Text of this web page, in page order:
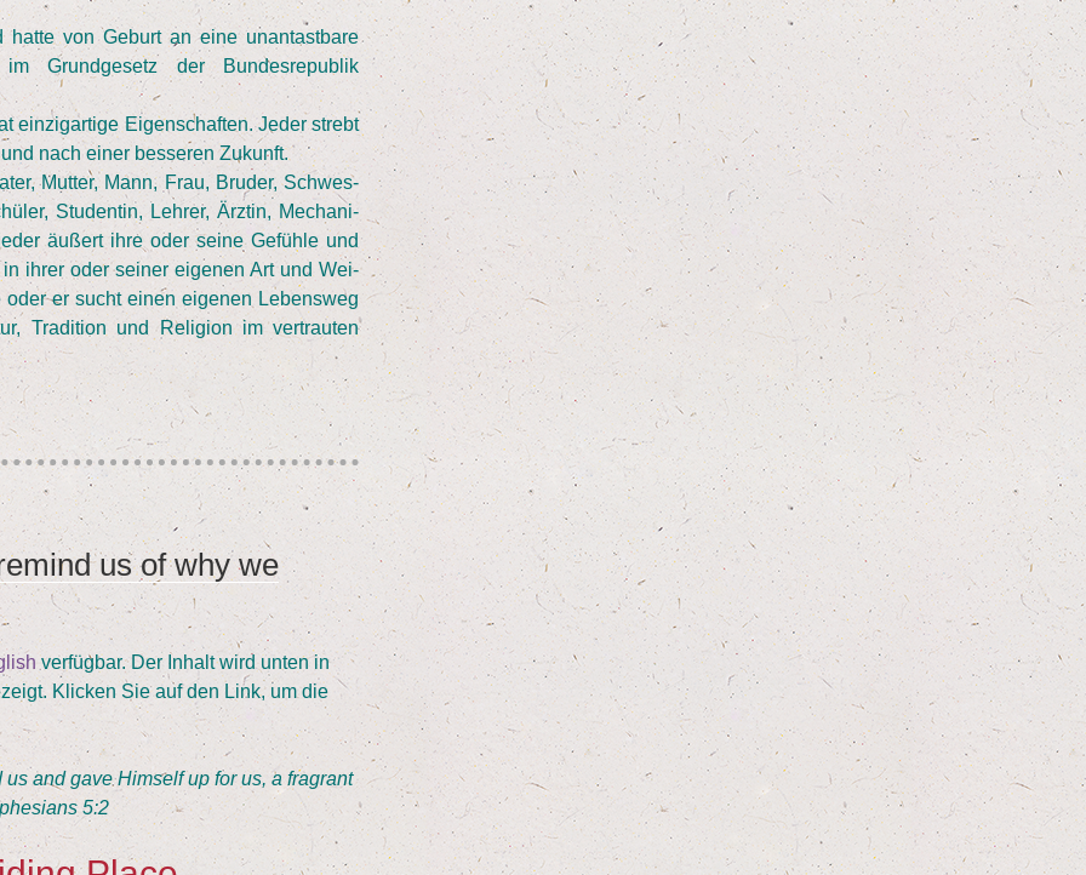
von Geburt an eine unan­tast­ba­re
Grund­ge­setz der Bun­des­re­pu­blik
ein­zig­ar­ti­ge Eigen­schaf­ten. Jeder strebt
nach einer bes­se­ren Zukunft.
Mut­ter, Mann, Frau, Bru­der, Schwes­
Stu­den­tin, Leh­rer, Ärz­tin, Mecha­ni­
äußert ihre oder sei­ne Gefüh­le und
ihrer oder sei­ner eige­nen Art und Wei­
er sucht einen eige­nen Lebens­weg
Tra­di­ti­on und Reli­gi­on im ver­trau­ten
us of why we
ver­füg­bar. Der Inhalt wird unten in
Kli­cken Sie auf den Link, um die
and gave Hims­elf up for us, a fra­grant
5:2